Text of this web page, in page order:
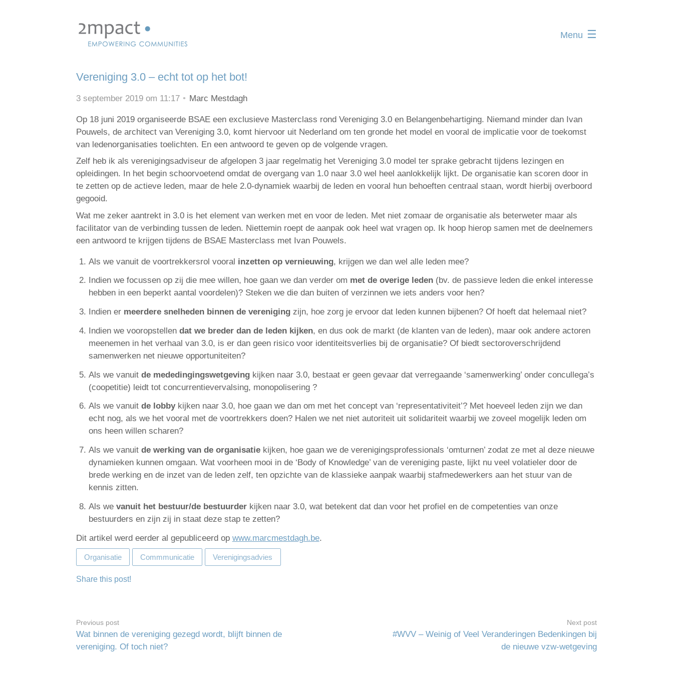
content
Menu
Vereniging 3.0 – echt tot op het bot!
3 september 2019 om 11:17 Marc Mestdagh
Op 18 juni 2019 organiseerde BSAE een exclusieve Masterclass rond Vereniging 3.0 en Belangenbehartiging. Niemand minder dan Ivan
Pouwels, de architect van Vereniging 3.0, komt hiervoor uit Nederland om ten gronde het model en vooral de implicatie voor de toekomst
van ledenorganisaties toelichten. En een antwoord te geven op de volgende vragen.
Zelf heb ik als verenigingsadviseur de afgelopen 3 jaar regelmatig het Vereniging 3.0 model ter sprake gebracht tijdens lezingen en
opleidingen. In het begin schoorvoetend omdat de overgang van 1.0 naar 3.0 wel heel aanlokkelijk lijkt. De organisatie kan scoren door in
te zetten op de actieve leden, maar de hele 2.0-dynamiek waarbij de leden en vooral hun behoeften centraal staan, wordt hierbij overboord
gegooid.
Wat me zeker aantrekt in 3.0 is het element van werken met en voor de leden. Met niet zomaar de organisatie als beterweter maar als
facilitator van de verbinding tussen de leden. Niettemin roept de aanpak ook heel wat vragen op. Ik hoop hierop samen met de deelnemers
een antwoord te krijgen tijdens de BSAE Masterclass met Ivan Pouwels.
Als we vanuit de voortrekkersrol vooral inzetten op vernieuwing, krijgen we dan wel alle leden mee?
Indien we focussen op zij die mee willen, hoe gaan we dan verder om met de overige leden (bv. de passieve leden die enkel interesse
hebben in een beperkt aantal voordelen)? Steken we die dan buiten of verzinnen we iets anders voor hen?
Indien er meerdere snelheden binnen de vereniging zijn, hoe zorg je ervoor dat leden kunnen bijbenen? Of hoeft dat helemaal niet?
Indien we vooropstellendat we breder dan de leden kijken, en dus ook de markt (de klanten van de leden), maar ook andere actoren
meenemen in het verhaal van 3.0, is er dan geen risico voor identiteitsverlies bij de organisatie? Of biedt sectoroverschrijdend
samenwerken net nieuwe opportuniteiten?
Als we vanuitde mededingingswetgeving kijken naar 3.0, bestaat er geen gevaar dat verregaande ‘samenwerking’ onder concullega’s
(coopetitie) leidt tot concurrentievervalsing, monopolisering ?
Als we vanuitde lobbykijken naar 3.0, hoe gaan we dan om met het concept van ‘representativiteit’? Met hoeveel leden zijn we dan
echt nog, als we het vooral met de voortrekkers doen? Halen we net niet autoriteit uit solidariteit waarbij we zoveel mogelijk leden om
ons heen willen scharen?
Als we vanuitde werking van de organisatie kijken, hoe gaan we de verenigingsprofessionals ‘omturnen’ zodat ze met al deze nieuwe
dynamieken kunnen omgaan. Wat voorheen mooi in de ‘Body of Knowledge’ van de vereniging paste, lijkt nu veel volatieler door de
brede werking en de inzet van de leden zelf, ten opzichte van de klassieke aanpak waarbij stafmedewerkers aan het stuur van de
kennis zitten.
Als wevanuit het bestuur/de bestuurder kijken naar 3.0, wat betekent dat dan voor het profiel en de competenties van onze
bestuurders en zijn zij in staat deze stap te zetten?
Dit artikel werd eerder al gepubliceerd op www.marcmestdagh.be.
Organisatie Commmunicatie Verenigingsadvies
Share this post!
Previous post
Wat binnen de vereniging gezegd wordt, blijft binnen de
vereniging. Of toch niet?
Next post
#WVV – Weinig of Veel Veranderingen Bedenkingen bij
de nieuwe vzw-wetgeving
Home
Verenigingsadvies
Dag van de
bodemdeskundige
Log in
Français